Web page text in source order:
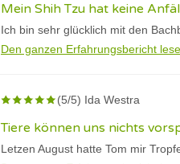
Mein Shih Tzu hat keine
Ich bin sehr glücklich mit den
Den ganzen Erfahrungsbericht
(5/5) Ida Westra
Tiere können uns nichts
Letzen August hatte Tom mir